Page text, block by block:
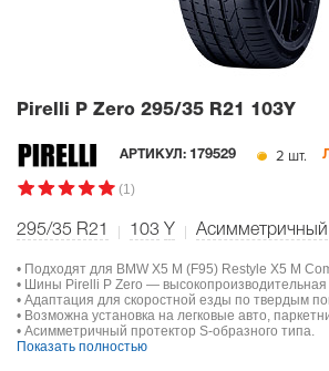
Pirelli P Zero 295/35 R21 103Y
АРТИКУЛ: 179529 2 шт.
(1)
295/35 R21 103 Y Асимметричный
• Подходят для BMW X5 M (F95) Restyle X5 M
• Шины Pirelli P Zero — высокопроизводительная
• Адаптация для скоростной езды по твердым
• Возможна установка на легковые авто,
• Асимметричный протектор S-образного типа.
Показать полностью